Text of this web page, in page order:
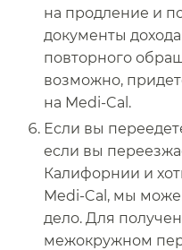
на продление и
документы
повторного
возможно,
на Medi-Cal.​​
Если вы
если вы
Калифорнии и
Medi-Cal, мы
дело. Для
межокружном